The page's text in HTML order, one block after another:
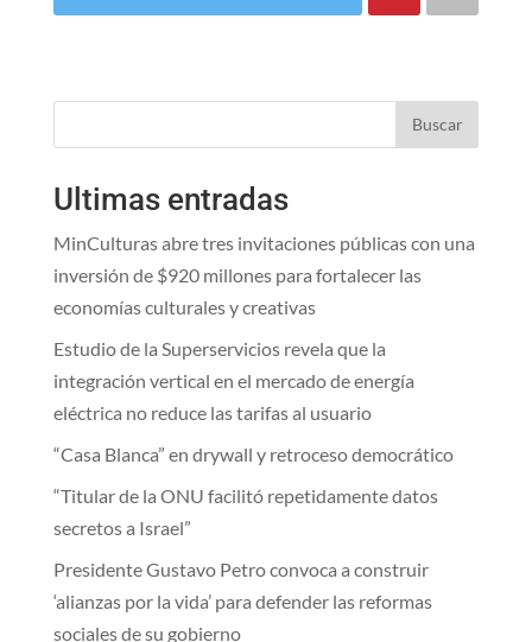
Buscar
Ultimas entradas
MinCulturas abre tres invitaciones públicas con una
inversión de $920 millones para fortalecer las
economías culturales y creativas
Estudio de la Superservicios revela que la
integración vertical en el mercado de energía
eléctrica no reduce las tarifas al usuario
“Casa Blanca” en drywall y retroceso democrático
“Titular de la ONU facilitó repetidamente datos
secretos a Israel”
Presidente Gustavo Petro convoca a construir
‘alianzas por la vida’ para defender las reformas
sociales de su gobierno